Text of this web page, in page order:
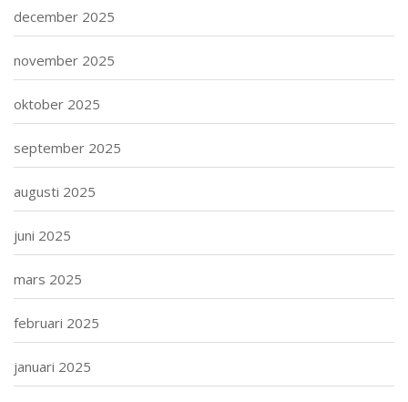
december 2025
november 2025
oktober 2025
september 2025
augusti 2025
juni 2025
mars 2025
februari 2025
januari 2025